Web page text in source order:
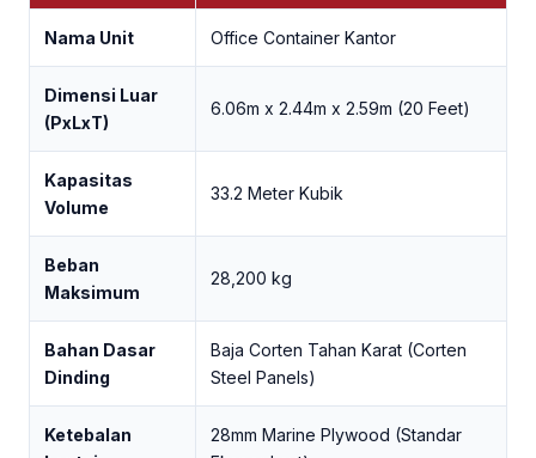
Nama Unit Office Container Kantor
Dimensi Luar
(PxLxT)
6.06m x 2.44m x 2.59m (20 Feet)
Kapasitas
Volume
33.2 Meter Kubik
Beban
Maksimum
28,200 kg
Bahan Dasar
Dinding
Baja Corten Tahan Karat (Corten
Steel Panels)
Ketebalan
28mm Marine Plywood (Standar